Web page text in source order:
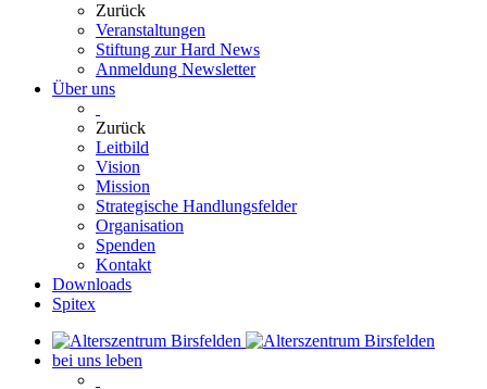
Zurück
Veranstaltungen
Stiftung zur Hard News
Anmeldung Newsletter
Über uns
Zurück
Leitbild
Vision
Mission
Strategische Handlungsfelder
Organisation
Spenden
Kontakt
Downloads
Spitex
bei uns leben